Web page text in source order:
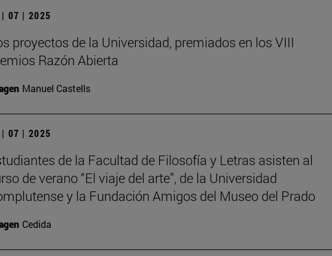
07 | 2025
proyectos de la Universidad, premiados en los VIII
Razón Abierta
Manuel Castells
07 | 2025
de la Facultad de Filosofía y Letras asisten al
de verano “El viaje del arte”, de la Universidad
y la Fundación Amigos del Museo del Prado
Cedida